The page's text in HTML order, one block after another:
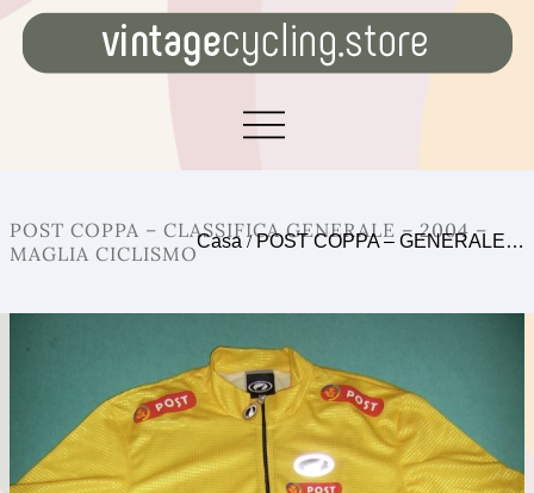
POST COPPA – CLASSIFICA GENERALE – 2004 –
MAGLIA CICLISMO
Casa /POST COPPA – GENERALE…